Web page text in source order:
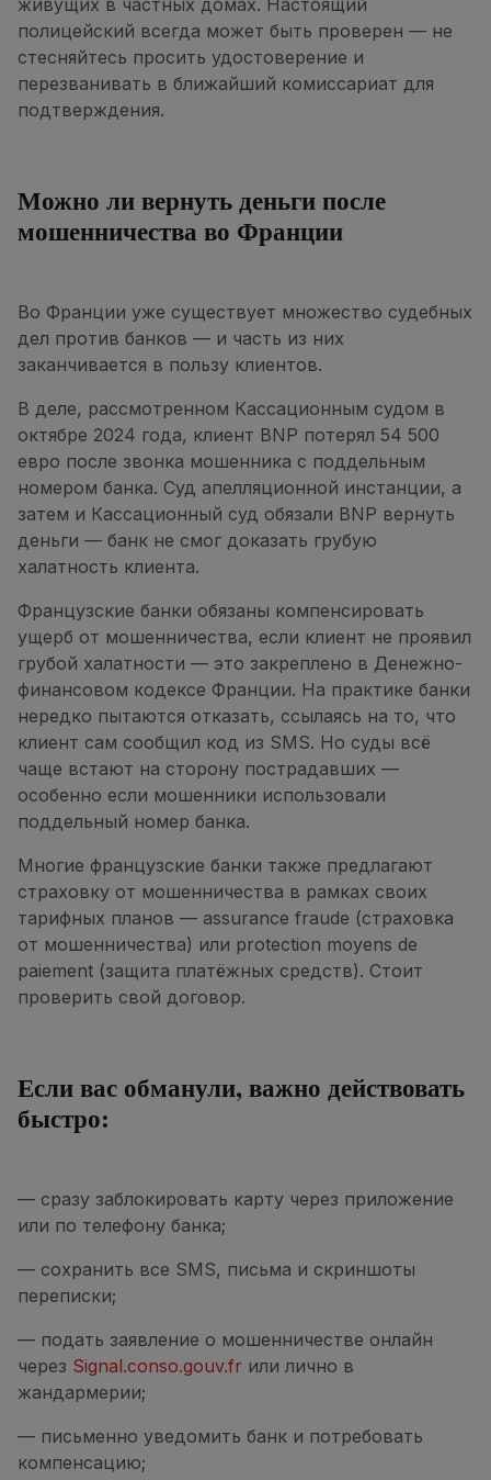
живущих в частных домах. Настоящий
полицейский всегда может быть проверен — не
стесняйтесь просить удостоверение и
перезванивать в ближайший комиссариат для
подтверждения.
Можно ли вернуть деньги после
мошенничества во Франции
Во Франции уже существует множество судебных
дел против банков — и часть из них
заканчивается в пользу клиентов.
В деле, рассмотренном Кассационным судом в
октябре 2024 года, клиент BNP потерял 54 500
евро после звонка мошенника с поддельным
номером банка. Суд апелляционной инстанции, а
затем и Кассационный суд обязали BNP вернуть
деньги — банк не смог доказать грубую
халатность клиента.
Французские банки обязаны компенсировать
ущерб от мошенничества, если клиент не проявил
грубой халатности — это закреплено в Денежно-
финансовом кодексе Франции. На практике банки
нередко пытаются отказать, ссылаясь на то, что
клиент сам сообщил код из SMS. Но суды всё
чаще встают на сторону пострадавших —
особенно если мошенники использовали
поддельный номер банка.
Многие французские банки также предлагают
страховку от мошенничества в рамках своих
тарифных планов — assurance fraude (страховка
от мошенничества) или protection moyens de
paiement (защита платёжных средств). Стоит
проверить свой договор.
Если вас обманули, важно действовать
быстро:
— сразу заблокировать карту через приложение
или по телефону банка;
— сохранить все SMS, письма и скриншоты
переписки;
— подать заявление о мошенничестве онлайн
через Signal.conso.gouv.fr или лично в
жандармерии;
— письменно уведомить банк и потребовать
компенсацию;